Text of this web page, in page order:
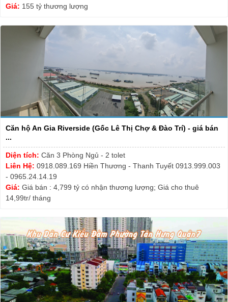
Giá: 155 tỷ thương lượng
Căn hộ An Gia Riverside (Gốc Lê Thị Chợ & Đào Trí) - giá bán
...
Diện tích: Căn 3 Phòng Ngủ - 2 tolet
Liên Hệ: 0918.089.169 Hiền Thương - Thanh Tuyết 0913.999.003
- 0965.24.14.19
Giá: Giá bán : 4,799 tỷ có nhận thương lượng; Giá cho thuê
14,99tr/ tháng